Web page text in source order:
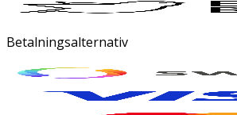
Betalningsalternativ